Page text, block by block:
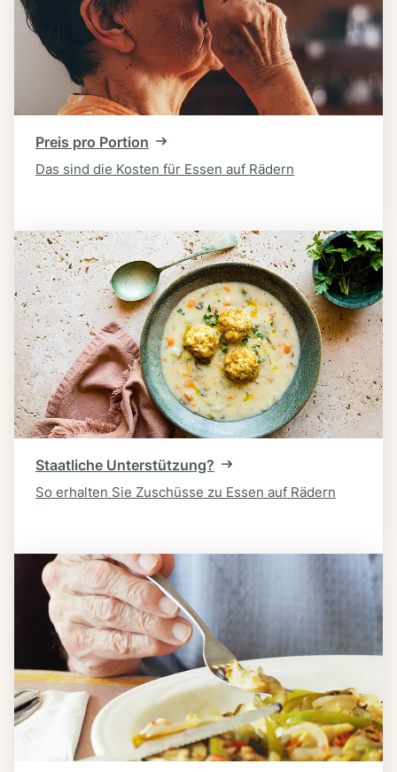
Preis pro Portion
Das sind die Kosten für Essen auf Rädern
Staatliche Unterstützung?
So erhalten Sie Zuschüsse zu Essen auf Rädern